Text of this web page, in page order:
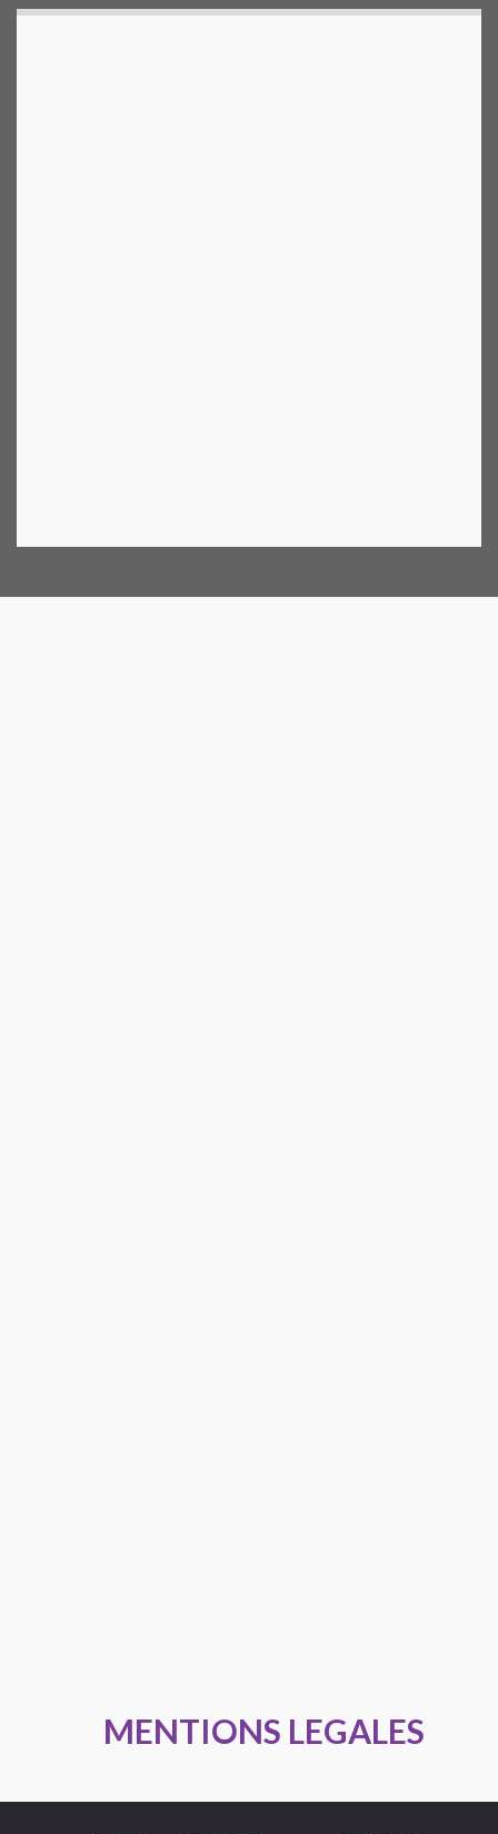
MENTIONS LEGALES